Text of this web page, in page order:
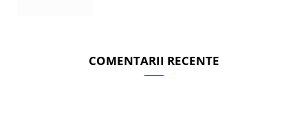
COMENTARII RECENTE